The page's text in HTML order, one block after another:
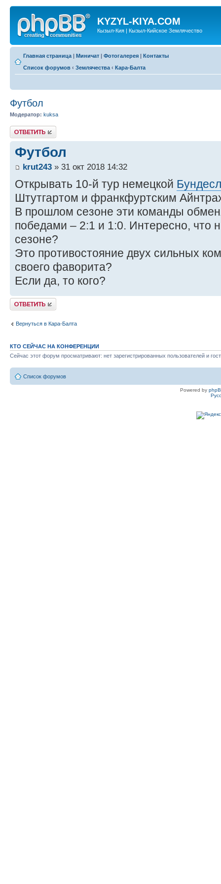
KYZYL-KIYA.COM
Кызыл-Кия | Кызыл-Кийское Землячество
Главная страница | Миничат | Фотогалерея | Контакты
Список форумов ‹ Землячества ‹ Кара-Балта
Футбол
Модератор: kuksa
Ответить
Футбол
krut243 » 31 окт 2018 14:32
Открывать 10-й тур немецкой
Штутгартом и франкфуртским
В прошлом сезоне эти команды
победами – 2:1 и 1:0. Интересно, что
сезоне?
Это противостояние двух сильных
своего фаворита?
Если да, то кого?
Ответить
Вернуться в Кара-Балта
КТО СЕЙЧАС НА КОНФЕРЕНЦИИ
Сейчас этот форум просматривают: нет зарегистрированных пользователей и
Список форумов
Powered by